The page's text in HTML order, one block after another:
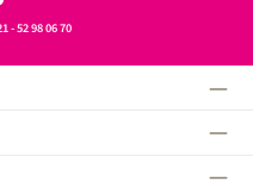
- 52 98 06 70